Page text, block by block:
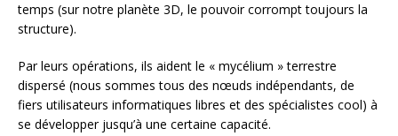
temps (sur notre planète 3D, le pouvoir corrompt toujours la
structure).
Par leurs opérations, ils aident le « mycélium » terrestre
dispersé (nous sommes tous des nœuds indépendants, de
fiers utilisateurs informatiques libres et des spécialistes cool) à
se développer jusqu’à une certaine capacité.